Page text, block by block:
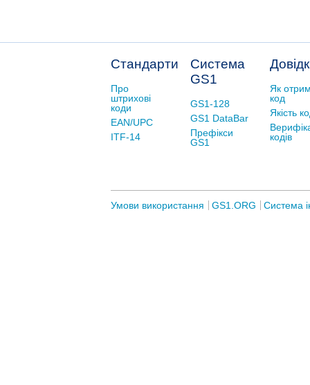
Стандарти
Про
штрихові
коди
EAN/UPC
ITF-14
Система
GS1
GS1-128
GS1 DataBar
Префікси
GS1
Як
код
Якість
кодів
Умови використання GS1.ORG Система